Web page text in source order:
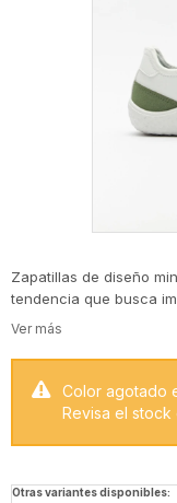
Zapatillas de diseño
tendencia que busca
construcción ligera,
Un calzado urbano y
estilo contemporáneo.
Color agotado
Revisa el stock
Otras variantes disponibles: